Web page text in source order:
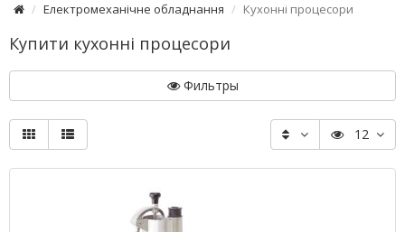
Електромеханічне обладнання Кухонні процесори
Купити кухонні процесори
Фильтры
12